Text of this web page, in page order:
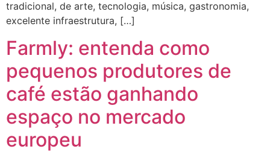
tradicional, de arte, tecnologia, música, gastronomia,
excelente infraestrutura, […]
Farmly: entenda como
pequenos produtores de
café estão ganhando
espaço no mercado
europeu